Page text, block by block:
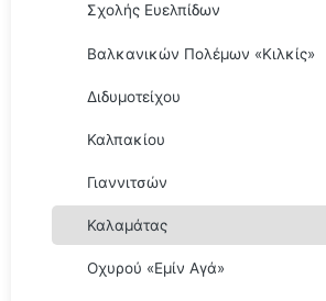
Σχολής Ευελπίδων
Βαλκανικών Πολέμων «Κιλκίς»
Διδυμοτείχου
Καλπακίου
Γιαννιτσών
Καλαμάτας
Οχυρού «Εμίν Αγά»